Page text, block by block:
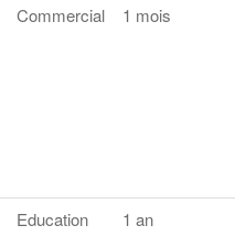
Commercial 1 mois
Education 1 an